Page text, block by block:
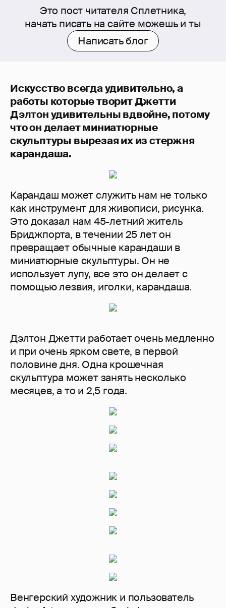
Это пост читателя Сплетника,
начать писать на сайте можешь и ты
Написать блог
Искусство всегда удивительно, а
работы которые творит Джетти
Дэлтон удивительны вдвойне, потому
что он делает миниатюрные
скульптуры вырезая их из стержня
карандаша.
Карандаш может служить нам не только
как инструмент для живописи, рисунка.
Это доказал нам 45-летний житель
Бриджпорта, в течении 25 лет он
превращает обычные карандаши в
миниатюрные скульптуры. Он не
использует лупу, все это он делает с
помощью лезвия, иголки, карандаша.
Дэлтон Джетти работает очень медленно
и при очень ярком свете, в первой
половине дня. Одна крошечная
скульптура может занять несколько
месяцев, а то и 2,5 года.
Венгерский художник и пользователь